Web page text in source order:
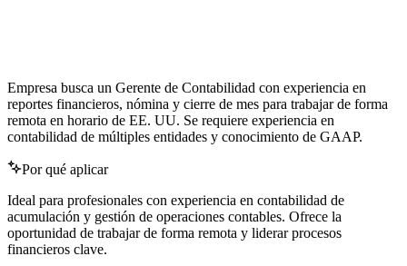
Empresa busca un Gerente de Contabilidad con experiencia en
reportes financieros, nómina y cierre de mes para trabajar de forma
remota en horario de EE. UU. Se requiere experiencia en
contabilidad de múltiples entidades y conocimiento de GAAP.
Por qué aplicar
Ideal para profesionales con experiencia en contabilidad de
acumulación y gestión de operaciones contables. Ofrece la
oportunidad de trabajar de forma remota y liderar procesos
financieros clave.